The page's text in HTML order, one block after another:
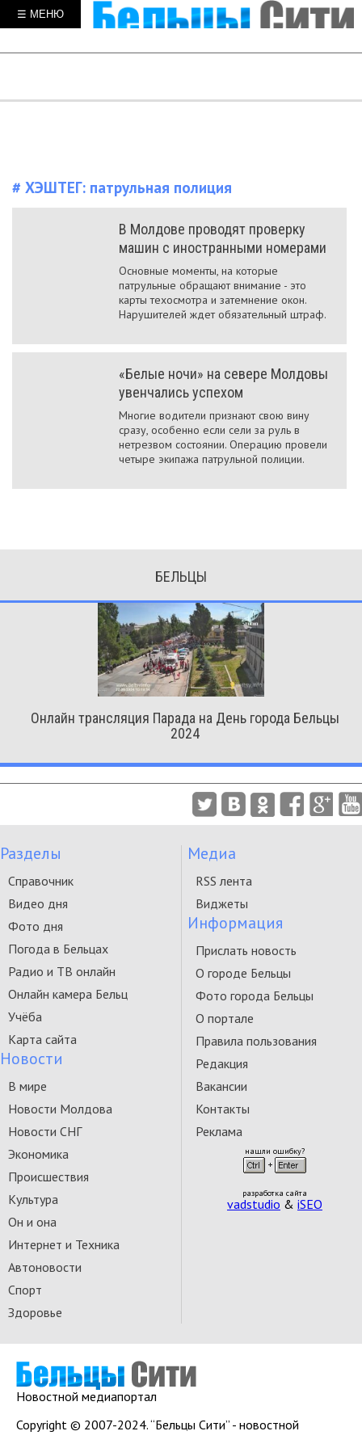
☰ МЕНЮ
# ХЭШТЕГ: патрульная полиция
В Молдове проводят проверку
машин с иностранными номерами
Основные моменты, на которые
патрульные обращают внимание - это
карты техосмотра и затемнение окон.
Нарушителей ждет обязательный штраф.
«Белые ночи» на севере Молдовы
увенчались успехом
Многие водители признают свою вину
сразу, особенно если сели за руль в
нетрезвом состоянии. Операцию провели
четыре экипажа патрульной полиции.
БЕЛЬЦЫ
Онлайн трансляция Парада на День города Бельцы
2024
Разделы
Справочник
Видео дня
Фото дня
Погода в Бельцах
Радио и ТВ онлайн
Онлайн камера Бельц
Учёба
Карта сайта
Новости
В мире
Новости Молдова
Новости СНГ
Экономика
Происшествия
Культура
Он и она
Интернет и Техника
Автоновости
Спорт
Здоровье
Медиа
RSS лента
Виджеты
Информация
Прислать новость
О городе Бельцы
Фото города Бельцы
О портале
Правила пользования
Редакция
Вакансии
Контакты
Реклама
нашли ошибку?
разработка сайта
vadstudio & iSEO
Новостной медиапортал
Copyright © 2007-2024. “Бельцы Сити” - новостной